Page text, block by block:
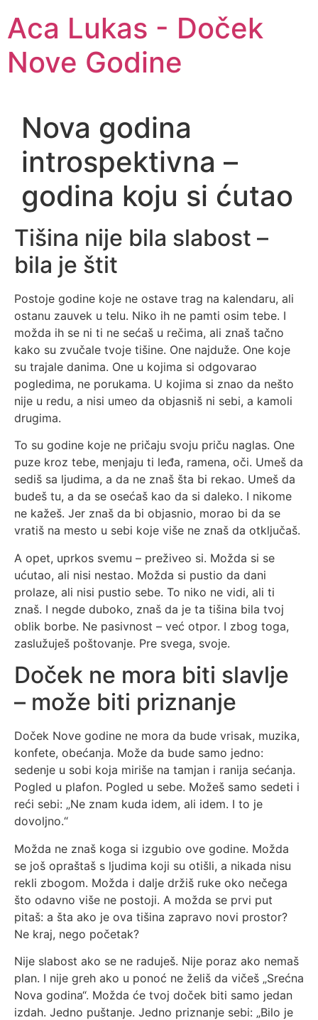
Aca Lukas - Doček
Nove Godine
Nova godina
introspektivna –
godina koju si ćutao
Tišina nije bila slabost –
bila je štit
Postoje godine koje ne ostave trag na kalendaru, ali
ostanu zauvek u telu. Niko ih ne pamti osim tebe. I
možda ih se ni ti ne sećaš u rečima, ali znaš tačno
kako su zvučale tvoje tišine. One najduže. One koje
su trajale danima. One u kojima si odgovarao
pogledima, ne porukama. U kojima si znao da nešto
nije u redu, a nisi umeo da objasniš ni sebi, a kamoli
drugima.
To su godine koje ne pričaju svoju priču naglas. One
puze kroz tebe, menjaju ti leđa, ramena, oči. Umeš da
sediš sa ljudima, a da ne znaš šta bi rekao. Umeš da
budeš tu, a da se osećaš kao da si daleko. I nikome
ne kažeš. Jer znaš da bi objasnio, morao bi da se
vratiš na mesto u sebi koje više ne znaš da otključaš.
A opet, uprkos svemu – preživeo si. Možda si se
ućutao, ali nisi nestao. Možda si pustio da dani
prolaze, ali nisi pustio sebe. To niko ne vidi, ali ti
znaš. I negde duboko, znaš da je ta tišina bila tvoj
oblik borbe. Ne pasivnost – već otpor. I zbog toga,
zaslužuješ poštovanje. Pre svega, svoje.
Doček ne mora biti slavlje
– može biti priznanje
Doček Nove godine ne mora da bude vrisak, muzika,
konfete, obećanja. Može da bude samo jedno:
sedenje u sobi koja miriše na tamjan i ranija sećanja.
Pogled u plafon. Pogled u sebe. Možeš samo sedeti i
reći sebi: „Ne znam kuda idem, ali idem. I to je
dovoljno.“
Možda ne znaš koga si izgubio ove godine. Možda
se još opraštaš s ljudima koji su otišli, a nikada nisu
rekli zbogom. Možda i dalje držiš ruke oko nečega
što odavno više ne postoji. A možda se prvi put
pitaš: a šta ako je ova tišina zapravo novi prostor?
Ne kraj, nego početak?
Nije slabost ako se ne raduješ. Nije poraz ako nemaš
plan. I nije greh ako u ponoć ne želiš da vičeš „Srećna
Nova godina“. Možda će tvoj doček biti samo jedan
izdah. Jedno puštanje. Jedno priznanje sebi: „Bilo je